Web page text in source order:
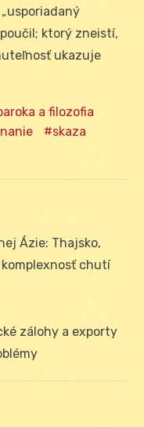
ktorý zneistí,
ukazuje
a filozofia
skaza
Ázie: Thajsko,
chutí
zálohy a exporty